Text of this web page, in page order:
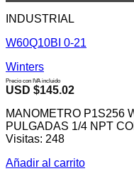
INDUSTRIAL
W60Q10BI 0-21
Winters
Precio con IVA incluido
USD $145.02
MANOMETRO P1S256
PULGADAS 1/4 NPT
Visitas: 248
Añadir al carrito